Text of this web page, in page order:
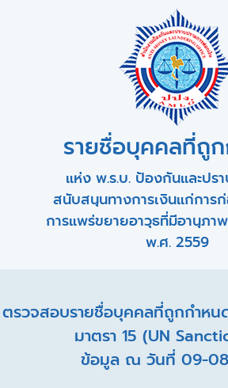
รายชื่อบุคคลที่ถู
แห่ง พ.ร.บ. ป้องกันและปร
สนับสนุนทางการเงินแก่การก่
การแพร่ขยายอาวุธที่มีอานุภา
พ.ศ. 2559
ตรวจสอบรายชื่อบุคคลที่ถูกกำหน
มาตรา 15 (UN
ข้อมูล ณ วันที่ 09-